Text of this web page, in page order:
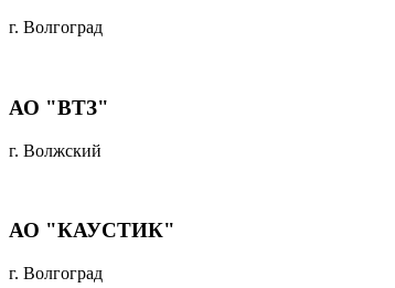
г. Волгоград
АО "ВТЗ"
г. Волжский
АО "КАУСТИК"
г. Волгоград